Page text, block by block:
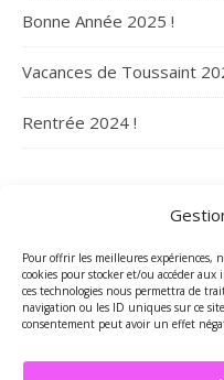
Pour offrir les meilleures expériences,
cookies pour stocker et/ou accéder
ces technologies nous permettra de
navigation ou les ID uniques sur ce
consentement peut avoir un effet
Bonne Année 2025 !
Vacances de Toussaint
Rentrée 2024 !
Archives